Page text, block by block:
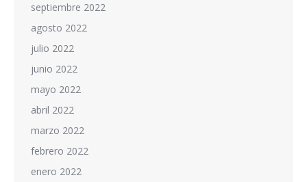
septiembre 2022
agosto 2022
julio 2022
junio 2022
mayo 2022
abril 2022
marzo 2022
febrero 2022
enero 2022